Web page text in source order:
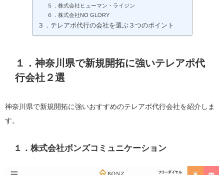
５．株式会社ヒューマン・ライジン
６．株式会社NO GLORY
３．テレアポ代行の会社を選ぶ３つのポイント
１．神奈川県で新規開拓に強いテレアポ代
行会社２選
神奈川県で新規開拓に強いおすすめのテレアポ代行会社を紹介しま
す。
１．株式会社ボンズコミュニケーション